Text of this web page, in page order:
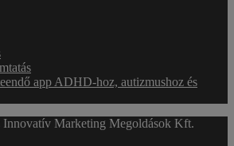
app ADHD-hoz, autizmushoz és
Innovatív Marketing Megoldások Kft.